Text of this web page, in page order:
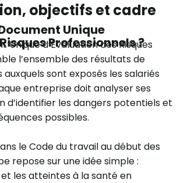
objectifs et cadre
Unique
Professionnels ?
Unique d’Évaluation des Risques
l’ensemble des résultats de
auxquels sont exposés les salariés
entreprise doit analyser ses
d’identifier les dangers potentiels et
possibles.
le Code du travail au début des
repose sur une idée simple :
les atteintes à la santé en